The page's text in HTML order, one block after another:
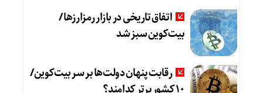
اتفاق تاریخی در بازار رمزارزها /
بیت‌کوین سبز شد
رقابت پنهان دولت‌ها بر سر بیت‌کوین/